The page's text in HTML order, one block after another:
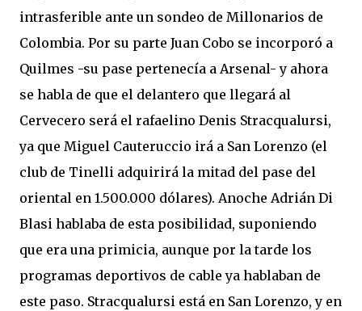
intrasferible ante un sondeo de Millonarios de
Colombia. Por su parte Juan Cobo se incorporó a
Quilmes -su pase pertenecía a Arsenal- y ahora
se habla de que el delantero que llegará al
Cervecero será el rafaelino Denis Stracqualursi,
ya que Miguel Cauteruccio irá a San Lorenzo (el
club de Tinelli adquirirá la mitad del pase del
oriental en 1.500.000 dólares). Anoche Adrián Di
Blasi hablaba de esta posibilidad, suponiendo
que era una primicia, aunque por la tarde los
programas deportivos de cable ya hablaban de
este paso. Stracqualursi está en San Lorenzo, y en